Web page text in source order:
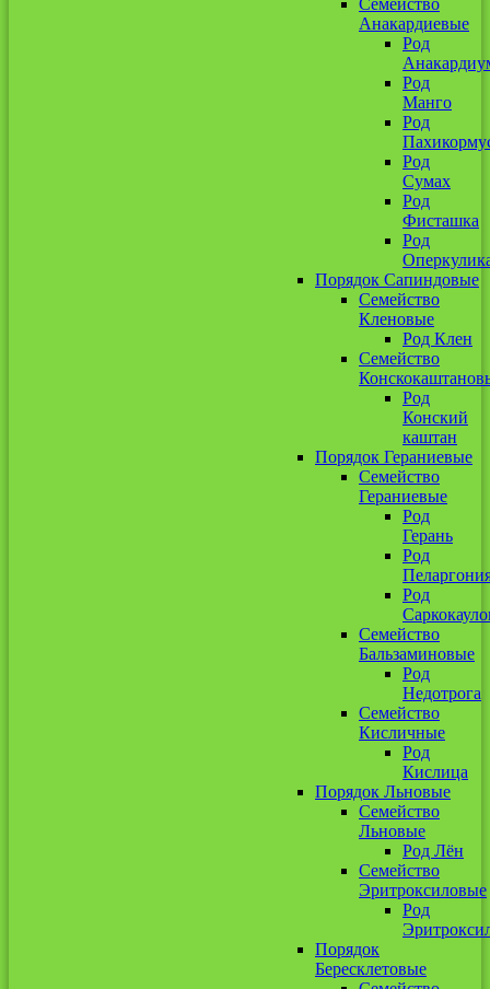
Семейство
Анакардиевые
Род
Род
Манго
Род
Род
Сумах
Род
Фисташка
Род
Порядок Сапиндовые
Семейство
Кленовые
Род Клен
Семейство
Род
Конский
каштан
Порядок Гераниевые
Семейство
Гераниевые
Род
Герань
Род
Род
Семейство
Бальзаминовые
Род
Недотрога
Семейство
Кисличные
Род
Кислица
Порядок Льновые
Семейство
Льновые
Род Лён
Семейство
Эритроксиловые
Род
Порядок
Бересклетовые